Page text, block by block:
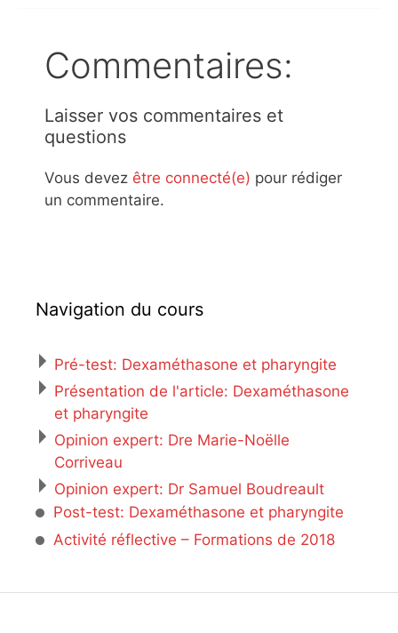
Commentaires:
Laisser vos commentaires et
questions
Vous devez être connecté(e) pour rédiger
un commentaire.
Navigation du cours
Pré-test: Dexaméthasone et pharyngite
Présentation de l'article: Dexaméthasone
et pharyngite
Opinion expert: Dre Marie-Noëlle
Corriveau
Opinion expert: Dr Samuel Boudreault
Post-test: Dexaméthasone et pharyngite
Activité réflective – Formations de 2018